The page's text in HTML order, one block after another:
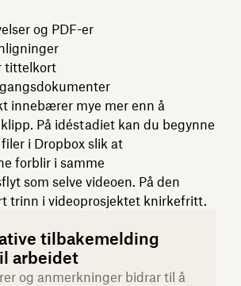
og PDF-er
tittelkort
innebærer mye mer enn å
På idéstadiet kan du begynne
i Dropbox slik at
forblir i samme
som selve videoen. På den
trinn i videoprosjektet knirkefritt.
tilbakemelding
arbeidet
og anmerkninger bidrar til å